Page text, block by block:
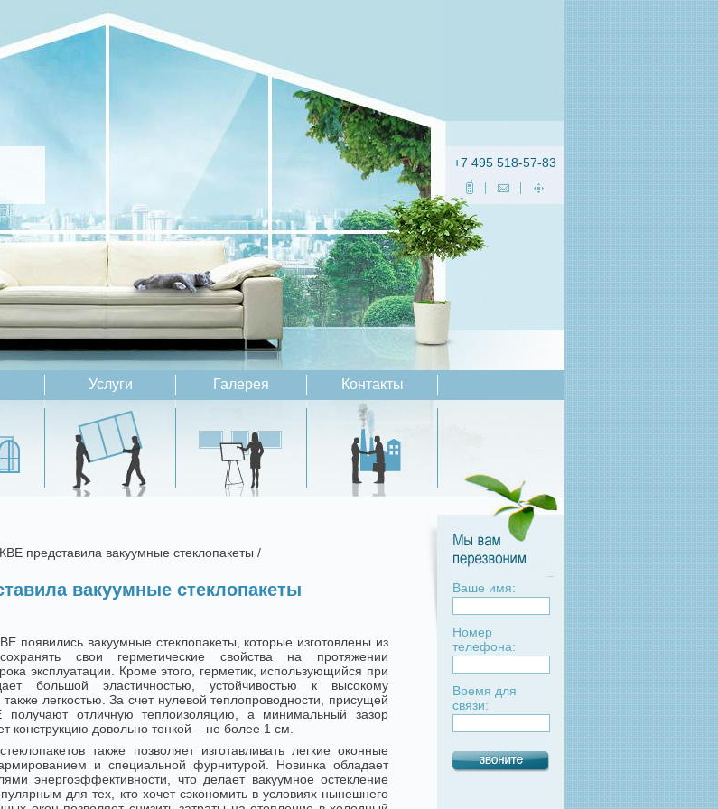
+7 495 518-57-83
Услуги Галерея Контакты
представила вакуумные стеклопакеты /
вакуумные стеклопакеты
появились вакуумные стеклопакеты, которые изготовлены из
свои герметические свойства на протяжении
эксплуатации. Кроме этого, герметик, использующийся при
большой эластичностью, устойчивостью к высокому
легкостью. За счет нулевой теплопроводности, присущей
получают отличную теплоизоляцию, а минимальный зазор
конструкцию довольно тонкой – не более 1 см.
также позволяет изготавливать легкие оконные
и специальной фурнитурой. Новинка обладает
энергоэффективности, что делает вакуумное остекление
для тех, кто хочет сэкономить в условиях нынешнего
Ваше имя:
Номер
телефона:
Время для
связи: